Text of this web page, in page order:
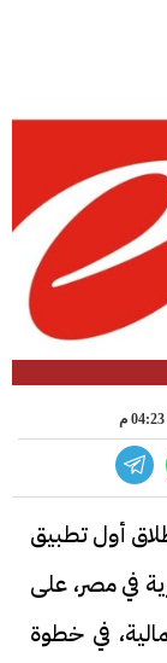
أول تطبيق
في مصر، على
في خطوة